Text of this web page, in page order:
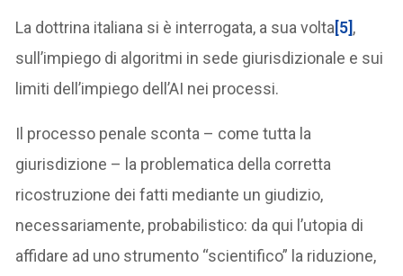
La dottrina italiana si è interrogata, a sua volta[5],
sull’impiego di algoritmi in sede giurisdizionale e sui
limiti dell’impiego dell’AI nei processi.
Il processo penale sconta – come tutta la
giurisdizione – la problematica della corretta
ricostruzione dei fatti mediante un giudizio,
necessariamente, probabilistico: da qui l’utopia di
affidare ad uno strumento “scientifico” la riduzione,